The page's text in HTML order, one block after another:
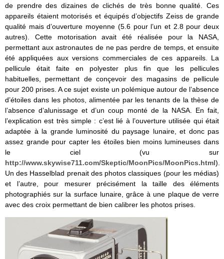
de prendre des dizaines de clichés de très bonne qualité. Ces
appareils étaient motorisés et équipés d’objectifs Zeiss de grande
qualité mais d’ouverture moyenne (5.6 pour l’un et 2.8 pour deux
autres). Cette motorisation avait été réalisée pour la NASA,
permettant aux astronautes de ne pas perdre de temps, et ensuite
été appliquées aux versions commerciales de ces appareils. La
pellicule était faite en polyester plus fin que les pellicules
habituelles, permettant de conçevoir des magasins de pellicule
pour 200 prises. A ce sujet existe un polémique autour de l’absence
d’étoiles dans les photos, alimentée par les tenants de la thèse de
l’absence d’alunissage et d’un coup monté de la NASA. En fait,
l’explication est très simple : c’est lié à l’ouverture utilisée qui était
adaptée à la grande luminosité du paysage lunaire, et donc pas
assez grande pour capter les étoiles bien moins lumineuses dans
le ciel (vu sur
http://www.skywise711.com/Skeptic/MoonPics/MoonPics.html).
Un des Hasselblad prenait des photos classiques (pour les médias)
et l’autre, pour mesurer précisément la taille des éléments
photographiés sur la surface lunaire, grâce à une plaque de verre
avec des croix permettant de bien calibrer les photos prises.